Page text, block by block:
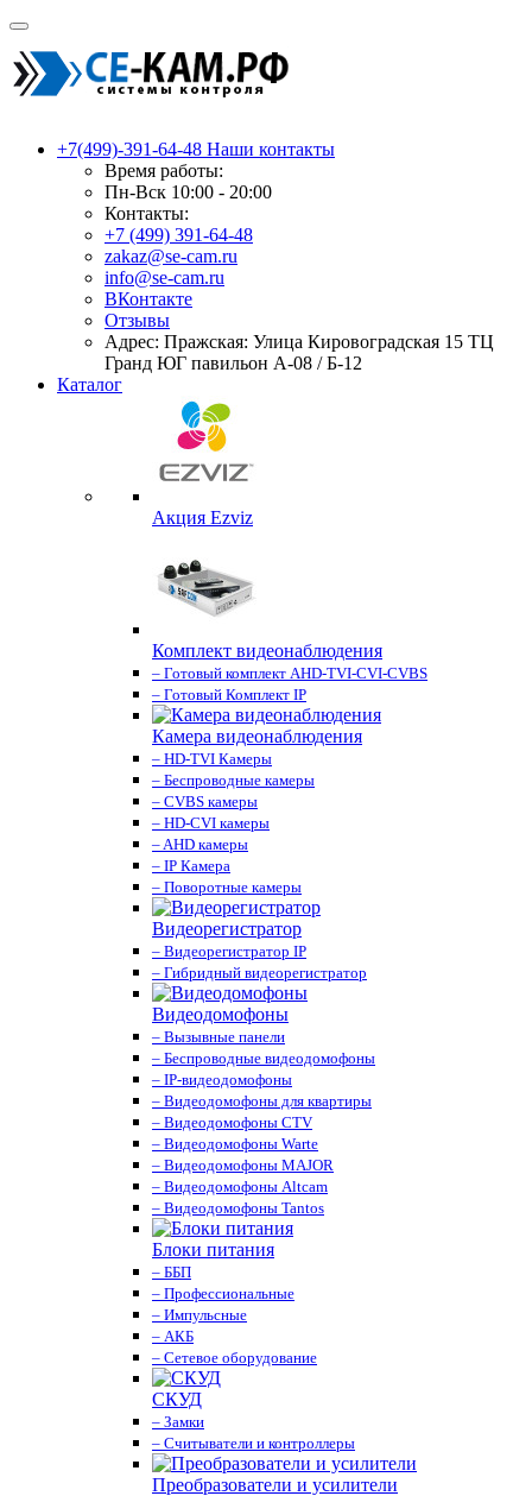
+7(499)-391-64-48 Наши контакты
Время работы:
Пн-Вск 10:00 - 20:00
Контакты:
+7 (499) 391-64-48
zakaz@se-cam.ru
info@se-cam.ru
ВКонтакте
Отзывы
Адрес: Пражская: Улица Кировоградская 15 ТЦ
Гранд ЮГ павильон А-08 / Б-12
Каталог
Акция Ezviz
Комплект видеонаблюдения
– Готовый комплект AHD-TVI-CVI-CVBS
– Готовый Комплект IP
Камера видеонаблюдения
– HD-TVI Камеры
– Беспроводные камеры
– CVBS камеры
– HD-CVI камеры
– AHD камеры
– IP Камера
– Поворотные камеры
Видеорегистратор
– Видеорегистратор IP
– Гибридный видеорегистратор
Видеодомофоны
– Вызывные панели
– Беспроводные видеодомофоны
– IP-видеодомофоны
– Видеодомофоны для квартиры
– Видеодомофоны CTV
– Видеодомофоны Warte
– Видеодомофоны MAJOR
– Видеодомофоны Altcam
– Видеодомофоны Tantos
Блоки питания
– ББП
– Профессиональные
– Импульсные
– АКБ
– Сетевое оборудование
СКУД
– Замки
– Считыватели и контроллеры
Преобразователи и усилители